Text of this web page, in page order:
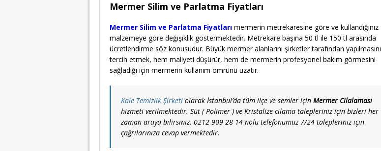
Mermer Silim ve Parlatma Fiyatları
Mermer Silim ve Parlatma Fiyatları mermerin metrekaresine göre ve kullandığınız
malzemeye göre değişiklik göstermektedir. Metrekare başına 50 tl ile 150 tl arasında
ücretlendirme söz konusudur. Büyük mermer alanlarını şirketler tarafından yapılmasını
tercih etmek, hem maliyeti düşürür, hem de mermerin profesyonel bakım görmesini
sağladığı için mermerin kullanım ömrünü uzatır.
Kale Temizlik Şirketi olarak İstanbul’da tüm ilçe ve semler için Mermer Cilalaması
hizmeti verilmektedir. Süt ( Polimer ) ve Kristalize cilama talepleriniz için bizleri her
zaman araya bilirsiniz. 0212 909 28 14 nolu telefonumuz 7/24 talepleriniz için
çağrılarınıza cevap vermektedir.